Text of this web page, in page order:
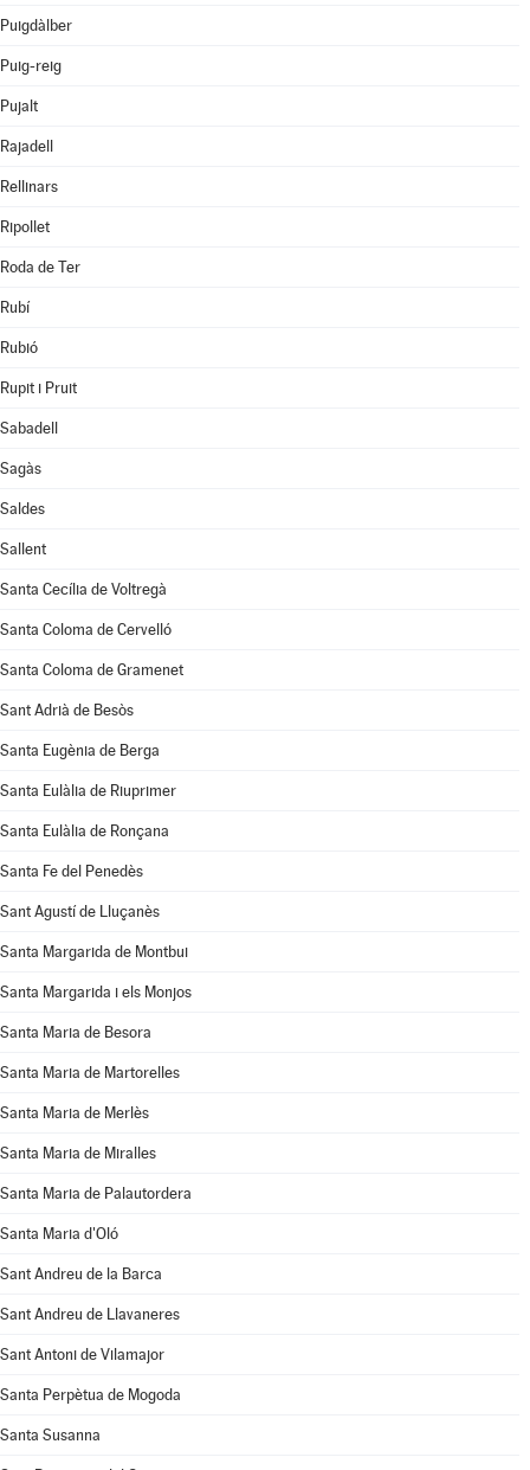
Puigdàlber
Puig-reig
Pujalt
Rajadell
Rellinars
Ripollet
Roda de Ter
Rubí
Rubió
Rupit i Pruit
Sabadell
Sagàs
Saldes
Sallent
Santa Cecília de Voltregà
Santa Coloma de Cervelló
Santa Coloma de Gramenet
Sant Adrià de Besòs
Santa Eugènia de Berga
Santa Eulàlia de Riuprimer
Santa Eulàlia de Ronçana
Santa Fe del Penedès
Sant Agustí de Lluçanès
Santa Margarida de Montbui
Santa Margarida i els Monjos
Santa Maria de Besora
Santa Maria de Martorelles
Santa Maria de Merlès
Santa Maria de Miralles
Santa Maria de Palautordera
Santa Maria d'Oló
Sant Andreu de la Barca
Sant Andreu de Llavaneres
Sant Antoni de Vilamajor
Santa Perpètua de Mogoda
Santa Susanna